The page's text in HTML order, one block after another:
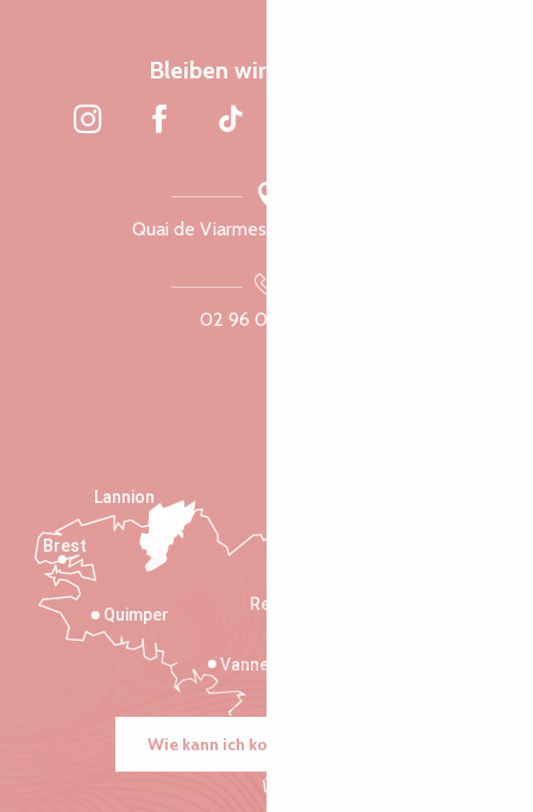
Bleiben wir verbunden
Quai de Viarmes, 22300 Lannion
02 96 05 60 70
Rennes
Vannes
Quimper
Lannion
Brest
Wie kann ich kommen?